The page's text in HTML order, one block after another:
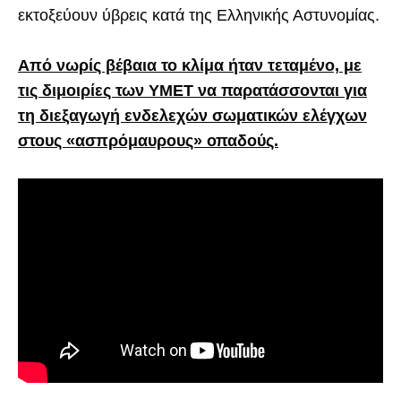
εκτοξεύουν ύβρεις κατά της Ελληνικής Αστυνομίας.
Από νωρίς βέβαια το κλίμα ήταν τεταμένο, με
τις διμοιρίες των ΥΜΕΤ να παρατάσσονται για
τη διεξαγωγή ενδελεχών σωματικών ελέγχων
στους «ασπρόμαυρους» οπαδούς.